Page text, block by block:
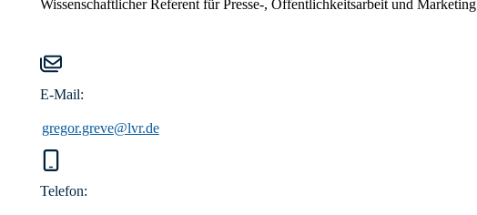
Wissenschaftlicher Referent für Presse-, Öffentlichkeitsarbeit und Marketing
E-Mail:
gregor.greve@lvr.de
Telefon: